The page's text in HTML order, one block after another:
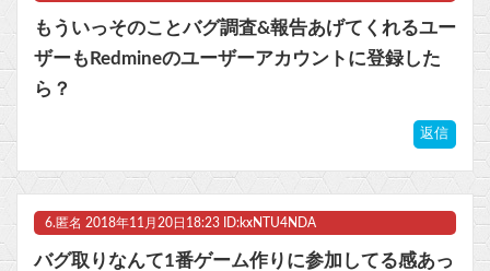
もういっそのことバグ調査&報告あげてくれるユー
ザーもRedmineのユーザーアカウントに登録した
ら？
返信
6. 匿名 2018年11月20日18:23 ID:kxNTU4NDA
バグ取りなんて1番ゲーム作りに参加してる感あっ